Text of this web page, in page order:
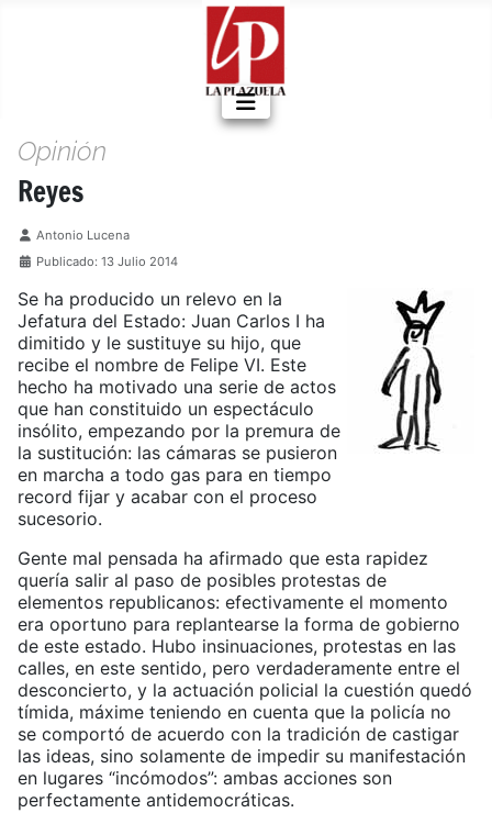
Opinión
Reyes
Detalles
Antonio Lucena
Publicado: 13 Julio 2014
Se ha producido un relevo en la
Jefatura del Estado: Juan Carlos I ha
dimitido y le sustituye su hijo, que
recibe el nombre de Felipe VI. Este
hecho ha motivado una serie de actos
que han constituido un espectáculo
insólito, empezando por la premura de
la sustitución: las cámaras se pusieron
en marcha a todo gas para en tiempo
record fijar y acabar con el proceso
sucesorio.
Gente mal pensada ha afirmado que esta rapidez
quería salir al paso de posibles protestas de
elementos republicanos: efectivamente el momento
era oportuno para replantearse la forma de gobierno
de este estado. Hubo insinuaciones, protestas en las
calles, en este sentido, pero verdaderamente entre el
desconcierto, y la actuación policial la cuestión quedó
tímida, máxime teniendo en cuenta que la policía no
se comportó de acuerdo con la tradición de castigar
las ideas, sino solamente de impedir su manifestación
en lugares “incómodos”: ambas acciones son
perfectamente antidemocráticas.